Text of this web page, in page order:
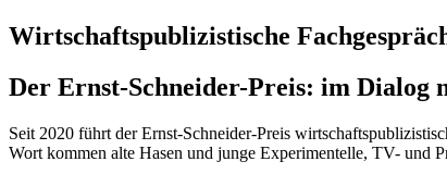
Wirtschaftspublizistische
Der Ernst-Schneider-Preis: im Dialog
Seit 2020 führt der Ernst-Schneider-Preis
Wort kommen alte Hasen und junge Experimentelle, TV- und